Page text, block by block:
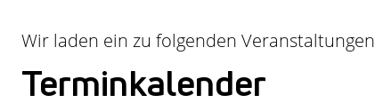
Wir laden ein zu folgenden Veranstaltungen
Terminkalender